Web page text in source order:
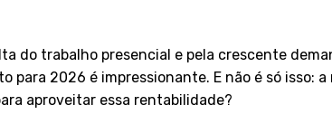
do trabalho presencial e pela crescente
para 2026 é impressionante. E não é só isso:
aproveitar essa rentabilidade?